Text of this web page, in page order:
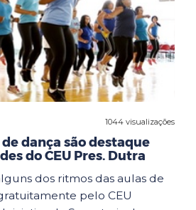
1044 visualizações
dança são destaque
do CEU Pres. Dutra
dos ritmos das aulas de
pelo CEU